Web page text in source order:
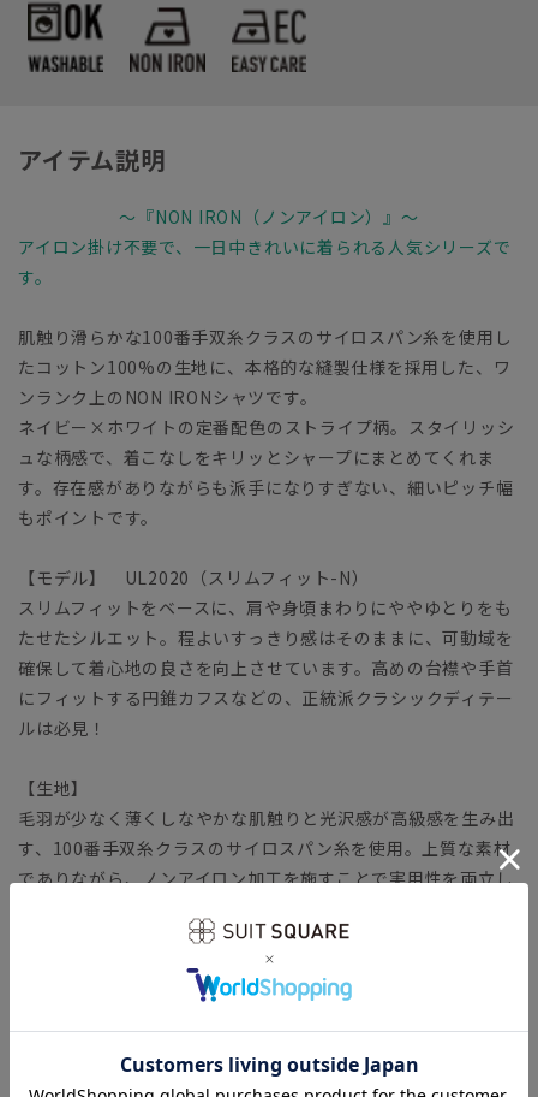
アイテム説明
～『NON IRON（ノンアイロン）』～
アイロン掛け不要で、一日中きれいに着られる人気シリーズで
す。
肌触り滑らかな100番手双糸クラスのサイロスパン糸を使用し
たコットン100%の生地に、本格的な縫製仕様を採用した、ワ
ンランク上のNON IRONシャツです。
ネイビー×ホワイトの定番配色のストライプ柄。スタイリッシ
ュな柄感で、着こなしをキリッとシャープにまとめてくれま
す。存在感がありながらも派手になりすぎない、細いピッチ幅
もポイントです。
【モデル】 UL2020（スリムフィット-N）
スリムフィットをベースに、肩や身頃まわりにややゆとりをも
たせたシルエット。程よいすっきり感はそのままに、可動域を
確保して着心地の良さを向上させています。高めの台襟や手首
にフィットする円錐カフスなどの、正統派クラシックディテー
ルは必見！
【生地】
毛羽が少なく薄くしなやかな肌触りと光沢感が高級感を生み出
す、100番手双糸クラスのサイロスパン糸を使用。上質な素材
でありながら、ノンアイロン加工を施すことで実用性を両立し
NON IRON（ノンアイロン）／言葉通り“アイロン掛けが不
要”な、画期的な『NON IRON』ドレスシャツです。
【仕様】